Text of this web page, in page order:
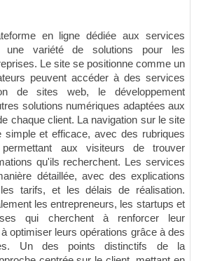
en ligne dédiée aux services
une variété de solutions pour les
Le site se positionne comme un
peuvent accéder à des services
de sites web, le développement
solutions numériques adaptées aux
chaque client. La navigation sur le site
simple et efficace, avec des rubriques
permettant aux visiteurs de trouver
qu'ils recherchent. Les services
détaillée, avec des explications
tarifs, et les délais de réalisation.
les entrepreneurs, les startups et
qui cherchent à renforcer leur
optimiser leurs opérations grâce à des
Un des points distinctifs de la